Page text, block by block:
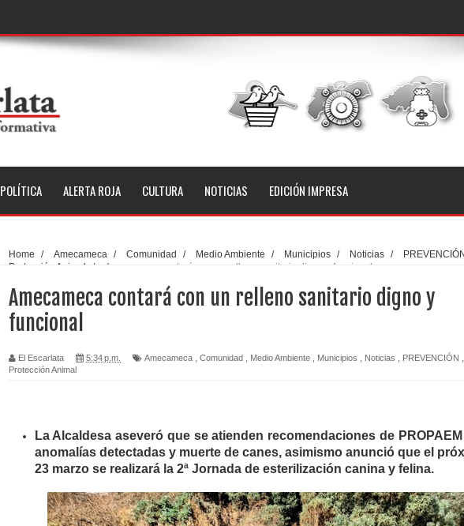
POLÍTICA ALERTA ROJA CULTURA NOTICIAS EDICIÓN IMPRESA
Home / Amecameca / Comunidad / Medio Ambiente / Municipios / Noticias / PREVENCIÓN
Protección Animal
/ Amecameca contará con un relleno sanitario digno y funcional
Amecameca contará con un relleno sanitario digno y
funcional
El Escarlata 5:34 p.m. Amecameca Comunidad Medio Ambiente Municipios Noticias PREVENCIÓN
Protección Animal
La Alcaldesa aseveró que se atienden recomendaciones de
anomalías detectadas y muerte de canes, asimismo anunció que el
23 marzo se realizará la 2ª Jornada de esterilización canina y felina.